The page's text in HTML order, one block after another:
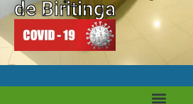
de Biritinga